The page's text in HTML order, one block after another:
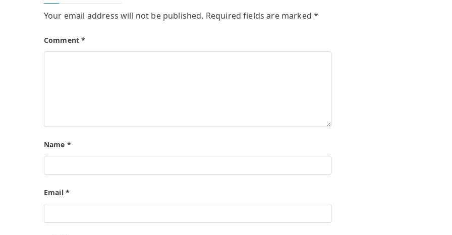
Your email address will not be published. Required fields are marked*
Comment*
Name *
Email *